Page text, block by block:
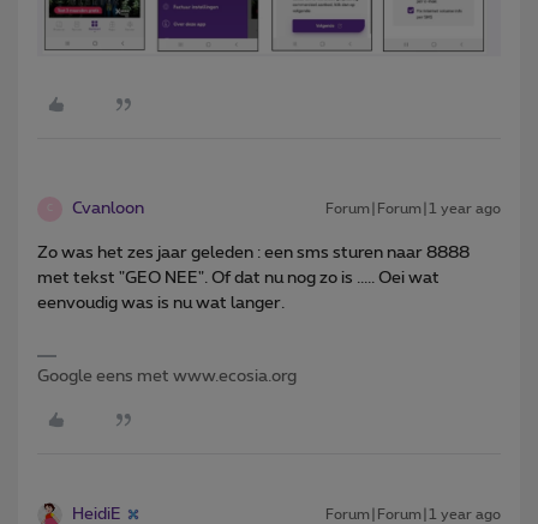
Cvanloon Forum|Forum|1 year ago
Zo was het zes jaar geleden : een sms sturen naar 8888
met tekst "GEO NEE". Of dat nu nog zo is ..... Oei wat
eenvoudig was is nu wat langer.
Google eens met www.ecosia.org
HeidiE Forum|Forum|1 year ago